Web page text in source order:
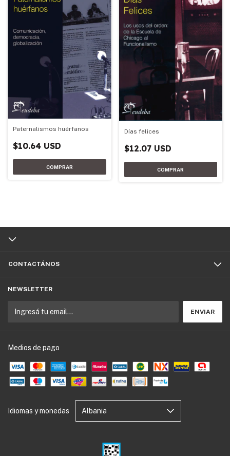
Paternalismos huérfanos
$10.64 USD
Días felices
$12.07 USD
CONTACTÁNOS
NEWSLETTER
Medios de pago
Idiomas y monedas